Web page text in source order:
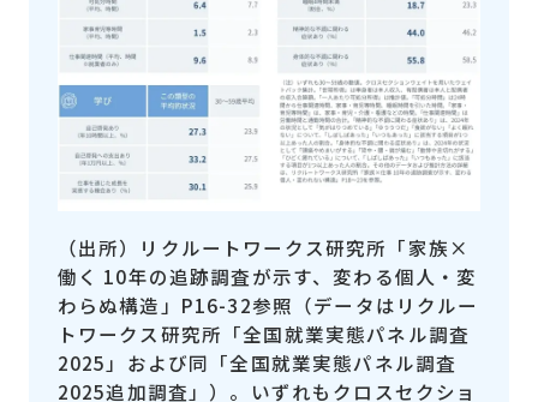
（出所）リクルートワークス研究所「家族×
働く 10年の追跡調査が示す、変わる個人・変
わらぬ構造」P16-32参照（データはリクルー
トワークス研究所「全国就業実態パネル調査
2025」および同「全国就業実態パネル調査
2025追加調査」）。いずれもクロスセクショ